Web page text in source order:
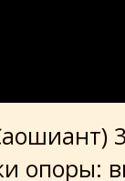
опоры: